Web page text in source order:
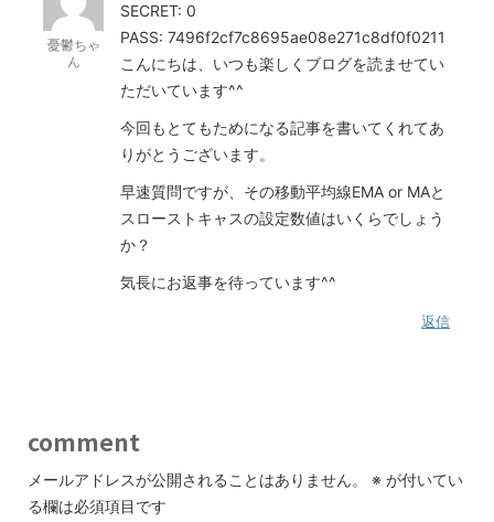
憂鬱ちゃ
ん
SECRET: 0
PASS: 7496f2cf7c8695ae08e271c8df0f0211
こんにちは、いつも楽しくブログを読ませてい
ただいています^^
今回もとてもためになる記事を書いてくれてあ
りがとうございます。
早速質問ですが、その移動平均線EMA or MAと
スローストキャスの設定数値はいくらでしょう
か？
気長にお返事を待っています^^
返信
comment
メールアドレスが公開されることはありません。 ※ が付いてい
る欄は必須項目です